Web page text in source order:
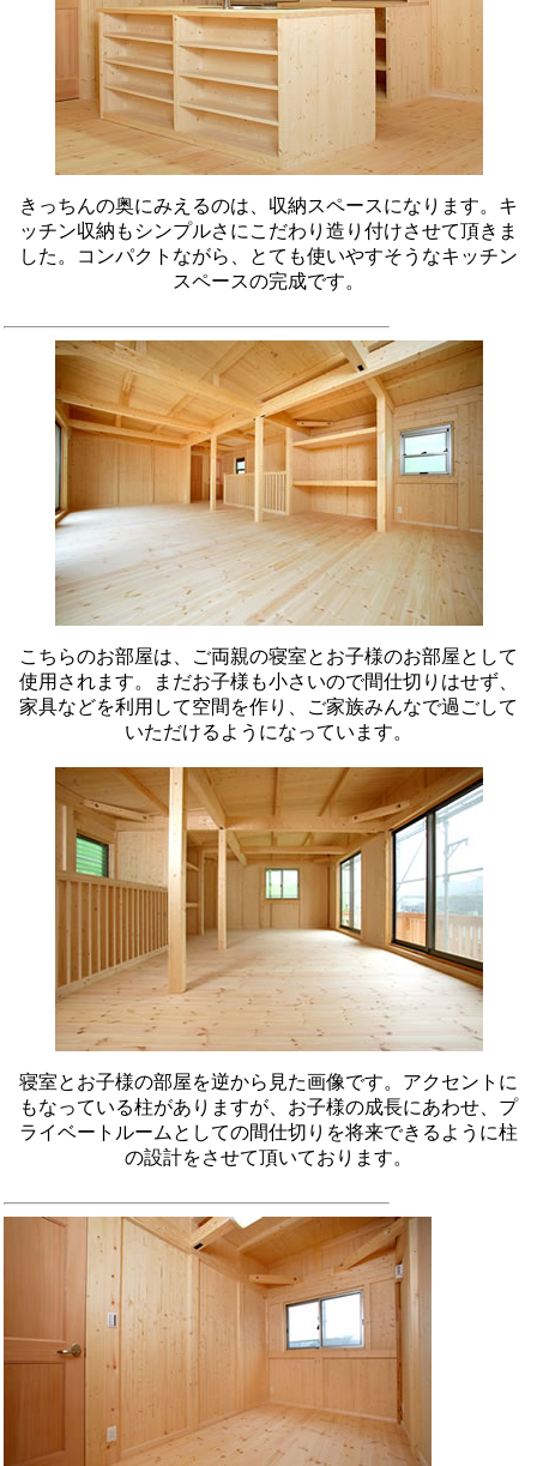
きっちんの奥にみえるのは、収納スペースになります。キ
ッチン収納もシンプルさにこだわり造り付けさせて頂きま
した。コンパクトながら、とても使いやすそうなキッチン
スペースの完成です。
こちらのお部屋は、ご両親の寝室とお子様のお部屋として
使用されます。まだお子様も小さいので間仕切りはせず、
家具などを利用して空間を作り、ご家族みんなで過ごして
いただけるようになっています。
寝室とお子様の部屋を逆から見た画像です。アクセントに
もなっている柱がありますが、お子様の成長にあわせ、プ
ライベートルームとしての間仕切りを将来できるように柱
の設計をさせて頂いております。